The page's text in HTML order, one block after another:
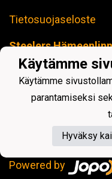
Tietosuojaseloste
Steelers
toimisto@steelers-
Loimua Areena
Härkätie 17 B,
Y-tunnus: 2414280-4
Powered by
Käytämme
Käytämme
parantamiseksi
Hyväksy